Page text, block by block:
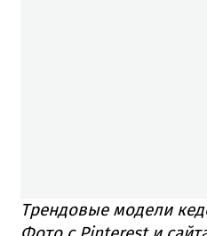
Трендовые модели